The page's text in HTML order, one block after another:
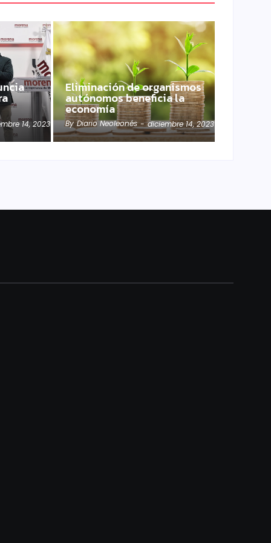
14, 2023
Eliminación de organismos
autónomos beneficia la
economía
By Diario Neoleonés - diciembre 14, 2023